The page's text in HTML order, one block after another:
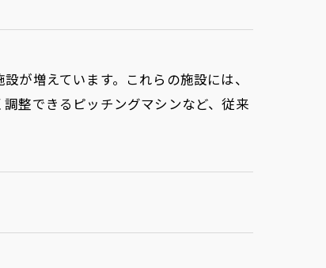
が増えています。これらの施設には、
整できるピッチングマシンなど、従来